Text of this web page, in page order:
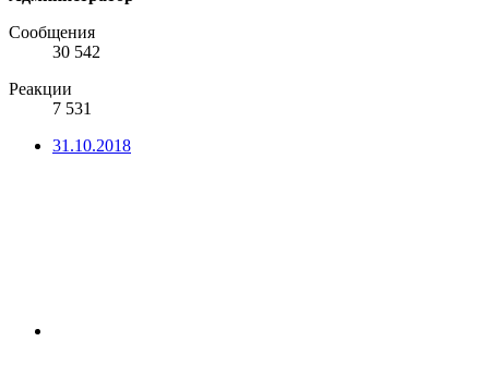
Сообщения
30 542
Реакции
7 531
31.10.2018